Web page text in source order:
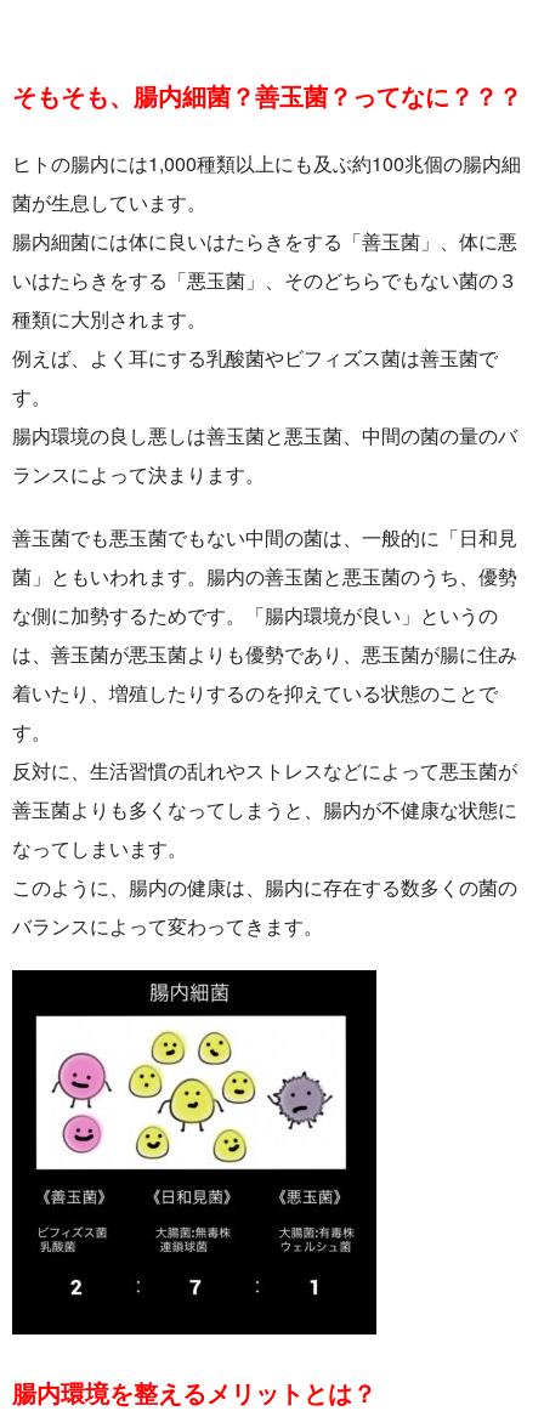
そもそも、腸内細菌？善玉菌？ってなに？？？
ヒトの腸内には1,000種類以上にも及ぶ約100兆個の腸内細
菌が生息しています。
腸内細菌には体に良いはたらきをする「善玉菌」、体に悪
いはたらきをする「悪玉菌」、そのどちらでもない菌の３
種類に大別されます。
例えば、よく耳にする乳酸菌やビフィズス菌は善玉菌で
す。
腸内環境の良し悪しは善玉菌と悪玉菌、中間の菌の量のバ
ランスによって決まります。
善玉菌でも悪玉菌でもない中間の菌は、一般的に「日和見
菌」ともいわれます。腸内の善玉菌と悪玉菌のうち、優勢
な側に加勢するためです。「腸内環境が良い」というの
は、 善玉菌が悪玉菌よりも優勢であり、悪玉菌が腸に住み
着いたり、増殖したりするのを抑えている状態のことで
す。
反対に、 生活習慣の乱れやストレスなどによって悪玉菌が
善玉菌よりも多くなってしまうと、腸内が不健康な状態に
なってしまいます。
このように、腸内の健康は、腸内に存在する数多くの菌の
バランスによって変わってきます。
腸内環境を整えるメリットとは？